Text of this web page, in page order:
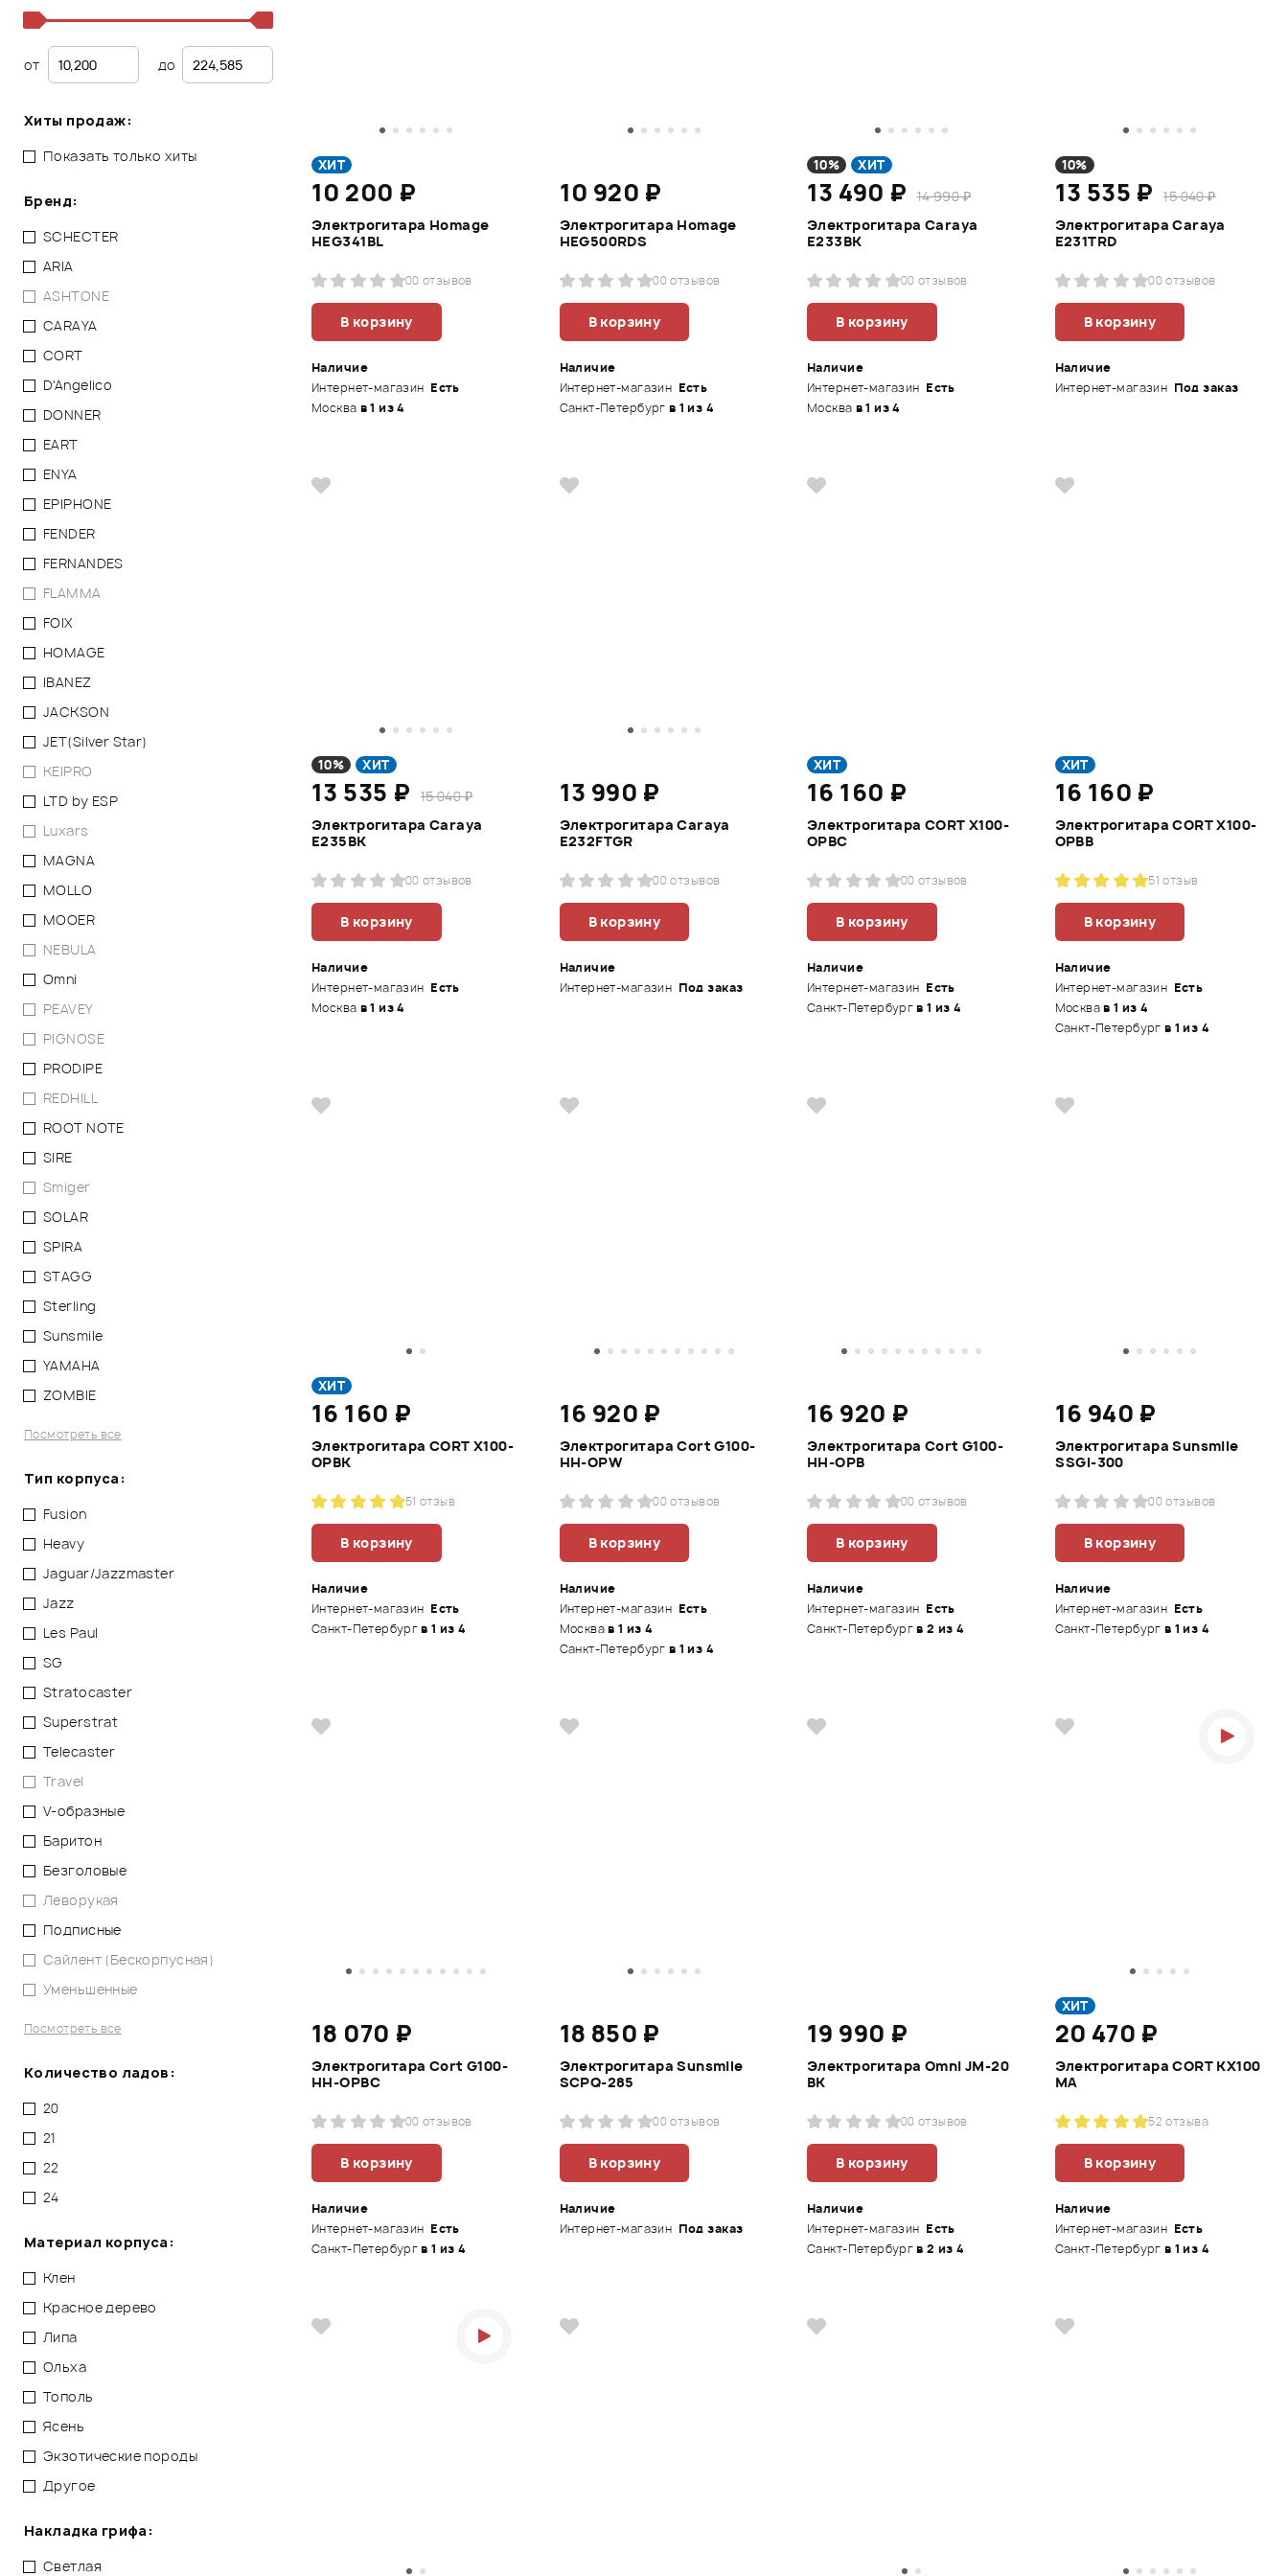
от до
Хиты продаж:
Показать только хиты
Бренд:
SCHECTER
ARIA
ASHTONE
CARAYA
CORT
D'Angelico
DONNER
EART
ENYA
EPIPHONE
FENDER
FERNANDES
FLAMMA
FOIX
HOMAGE
IBANEZ
JACKSON
JET(Silver Star)
KEIPRO
LTD by ESP
Luxars
MAGNA
MOLLO
MOOER
NEBULA
Omni
PEAVEY
PIGNOSE
PRODIPE
REDHILL
ROOT NOTE
SIRE
Smiger
SOLAR
SPIRA
STAGG
Sterling
Sunsmile
YAMAHA
ZOMBIE
Посмотреть все
Тип корпуса:
Fusion
Heavy
Jaguar/Jazzmaster
Jazz
Les Paul
SG
Stratocaster
Superstrat
Telecaster
Travel
V-образные
Баритон
Безголовые
Леворукая
Подписные
Сайлент (Бескорпусная)
Уменьшенные
Посмотреть все
Количество ладов:
20
21
22
24
Материал корпуса:
Клен
Красное дерево
Липа
Ольха
Тополь
Ясень
Экзотические породы
Другое
Накладка грифа:
Светлая
ХИТ
10 200 ₽
Электрогитара Homage
HEG341BL
00 отзывов
В корзину
Наличие
Интернет-магазин Есть
Москва в 1 из 4
10 920 ₽
Электрогитара Homage
HEG500RDS
00 отзывов
В корзину
Наличие
Интернет-магазин Есть
Санкт-Петербург в 1 из 4
10% ХИТ
13 490 ₽
14 990 ₽
Электрогитара Caraya
E233BK
00 отзывов
В корзину
Наличие
Интернет-магазин Есть
Москва в 1 из 4
10%
13 535 ₽
15 040 ₽
Электрогитара Caraya
E231TRD
00 отзывов
В корзину
Наличие
Интернет-магазин Под заказ
10% ХИТ
13 535 ₽
15 040 ₽
Электрогитара Caraya
E235BK
00 отзывов
В корзину
Наличие
Интернет-магазин Есть
Москва в 1 из 4
13 990 ₽
Электрогитара Caraya
E232FTGR
00 отзывов
В корзину
Наличие
Интернет-магазин Под заказ
ХИТ
16 160 ₽
Электрогитара CORT X100-
OPBC
00 отзывов
В корзину
Наличие
Интернет-магазин Есть
Санкт-Петербургв 1 из 4
ХИТ
16 160 ₽
Электрогитара CORT X100-
OPBB
51 отзыв
В корзину
Наличие
Интернет-магазин Есть
Москвав 1 из 4
Санкт-Петербург в 1 из 4
ХИТ
16 160 ₽
Электрогитара CORT X100-
OPBK
51 отзыв
В корзину
Наличие
Интернет-магазин Есть
Санкт-Петербургв 1 из 4
16 920 ₽
Электрогитара Cort G100-
HH-OPW
00 отзывов
В корзину
Наличие
Интернет-магазин Есть
Москвав 1 из 4
Санкт-Петербург в 1 из 4
16 920 ₽
Электрогитара Cort G100-
HH-OPB
00 отзывов
В корзину
Наличие
Интернет-магазин Есть
Санкт-Петербургв 2 из 4
16 940 ₽
Электрогитара Sunsmile
SSGI-300
00 отзывов
В корзину
Наличие
Интернет-магазин Есть
Санкт-Петербург в 1 из 4
18 070 ₽
Электрогитара Cort G100-
HH-OPBC
00 отзывов
В корзину
Наличие
Интернет-магазин Есть
Санкт-Петербургв 1 из 4
18 850 ₽
Электрогитара Sunsmile
SCPQ-285
00 отзывов
В корзину
Наличие
Интернет-магазин Под заказ
19 990 ₽
Электрогитара Omni JM-20
BK
00 отзывов
В корзину
Наличие
Интернет-магазин Есть
Санкт-Петербургв 2 из 4
ХИТ
20 470 ₽
Электрогитара CORT KX100
MA
52 отзыва
В корзину
Наличие
Интернет-магазин Есть
Санкт-Петербург в 1 из 4